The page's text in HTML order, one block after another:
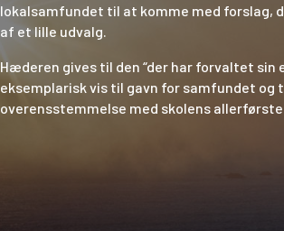
lokalsamfundet til at komme med forslag,
af et lille udvalg.
Hæderen gives til den “der har forvaltet sin
eksemplarisk vis til gavn for samfundet og
overensstemmelse med skolens